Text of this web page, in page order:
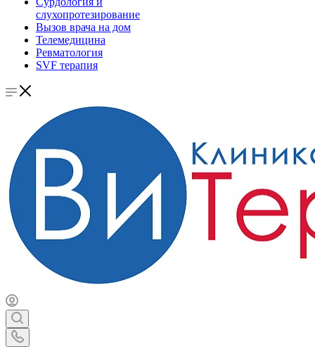
слухопротезирование
Вызов врача на дом
Телемедицина
Ревматология
SVF терапия